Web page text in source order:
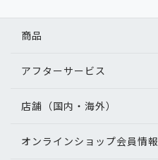
商品
アフターサービス
店舗（国内・海外）
オンラインショップ会員情報